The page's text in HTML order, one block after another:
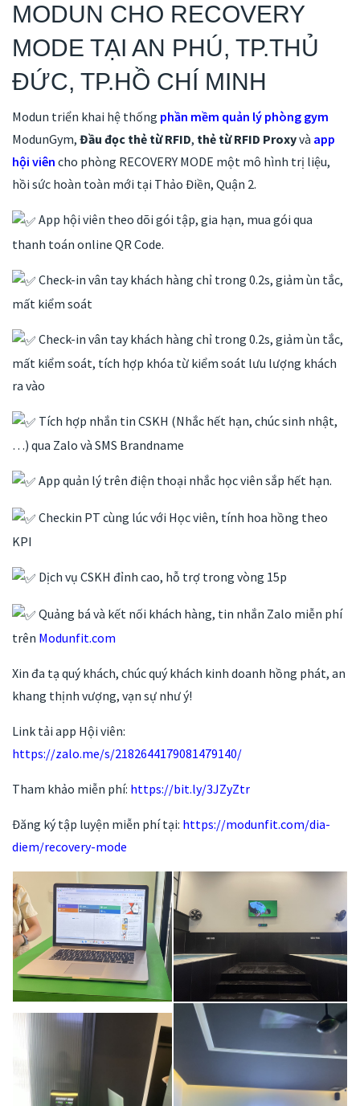
MODUN CHO RECOVERY
MODE TẠI AN PHÚ, TP.THỦ
ĐỨC, TP.HỒ CHÍ MINH
Modun triển khai hệ thống phần mềm quản lý phòng gym
ModunGym, Đầu đọc thẻ từ RFID, thẻ từ RFID Proxyvà app
hội viên cho phòng RECOVERY MODE một mô hình trị liệu,
hồi sức hoàn toàn mới tại Thảo Điền, Quận 2.
App hội viên theo dõi gói tập, gia hạn, mua gói qua
thanh toán online QR Code.
Check-in vân tay khách hàng chỉ trong 0.2s, giảm ùn tắc,
mất kiểm soát
Check-in vân tay khách hàng chỉ trong 0.2s, giảm ùn tắc,
mất kiểm soát, tích hợp khóa từ kiểm soát lưu lượng khách
ra vào
Tích hợp nhắn tin CSKH (Nhắc hết hạn, chúc sinh nhật,
…) qua Zalo và SMS Brandname
App quản lý trên điện thoại nhắc học viên sắp hết hạn.
Checkin PT cùng lúc với Học viên, tính hoa hồng theo
KPI
Dịch vụ CSKH đỉnh cao, hỗ trợ trong vòng 15p
Quảng bá và kết nối khách hàng, tin nhắn Zalo miễn phí
trên Modunfit.com
Xin đa tạ quý khách, chúc quý khách kinh doanh hồng phát, an
khang thịnh vượng, vạn sự như ý!
Link tải app Hội viên:
https://zalo.me/s/2182644179081479140/
Tham khảo miễn phí: https://bit.ly/3JZyZtr
Đăng ký tập luyện miễn phí tại: https://modunfit.com/dia-
diem/recovery-mode